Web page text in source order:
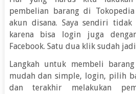
pembelian barang di
akun disana. Saya sendiri tidak
karena bisa login juga
Facebook. Satu dua klik sudah
Langkah untuk membeli
mudah dan simple, login, pilih
dan terakhir melakukan